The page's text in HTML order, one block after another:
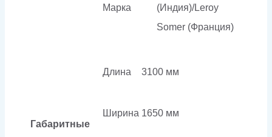
Марка
(Индия)/Leroy
Somer (Франция)
Габаритные
Длина 3100 мм
Ширина 1650 мм